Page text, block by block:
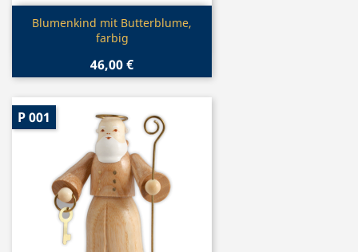
Vorschau
Blumenkind mit Butterblume,
farbig
46,00 €
P 001